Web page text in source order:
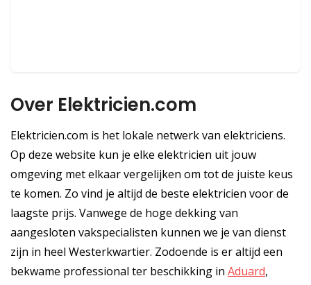
Over Elektricien.com
Elektricien.com is het lokale netwerk van elektriciens.
Op deze website kun je elke elektricien uit jouw
omgeving met elkaar vergelijken om tot de juiste keus
te komen. Zo vind je altijd de beste elektricien voor de
laagste prijs. Vanwege de hoge dekking van
aangesloten vakspecialisten kunnen we je van dienst
zijn in heel Westerkwartier. Zodoende is er altijd een
bekwame professional ter beschikking in Aduard,